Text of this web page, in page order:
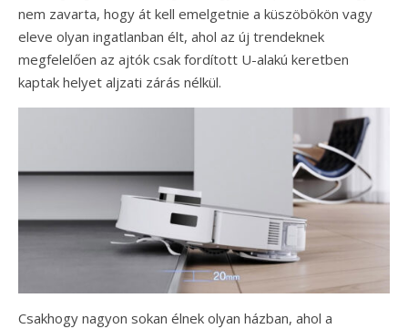
nem zavarta, hogy át kell emelgetnie a küszöbökön vagy
eleve olyan ingatlanban élt, ahol az új trendeknek
megfelelően az ajtók csak fordított U-alakú keretben
kaptak helyet aljzati zárás nélkül.
Csakhogy nagyon sokan élnek olyan házban, ahol a